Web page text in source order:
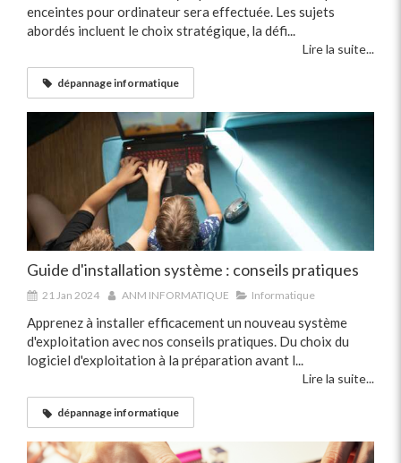
enceintes pour ordinateur sera effectuée. Les sujets
abordés incluent le choix stratégique, la défi...
Lire la suite...
dépannage informatique
Guide d'installation système : conseils pratiques
21 Jan 2024 ANM INFORMATIQUE Informatique
Apprenez à installer efficacement un nouveau système
d'exploitation avec nos conseils pratiques. Du choix du
logiciel d'exploitation à la préparation avant l...
Lire la suite...
dépannage informatique